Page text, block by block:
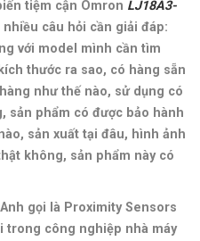
tiệm cận Omron LJ18A3-
câu hỏi cần giải đáp:
với model mình cần tìm
thước ra sao, có hàng sẵn
như thế nào, sử dụng có
sản phẩm có được bảo hành
sản xuất tại đâu, hình ảnh
không, sản phẩm này có
gọi là Proximity Sensors
trong công nghiệp nhà máy